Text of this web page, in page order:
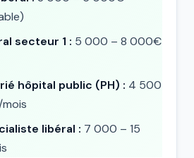
secteur 1 : 5 000 – 8 000€
hôpital public (PH) : 4 500
libéral : 7 000 – 15